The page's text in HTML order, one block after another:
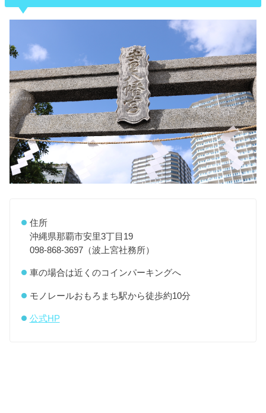
住所
沖縄県那覇市安里3丁目19
098-868-3697（波上宮社務所）
車の場合は近くのコインパーキングへ
モノレールおもろまち駅から徒歩約10分
公式HP